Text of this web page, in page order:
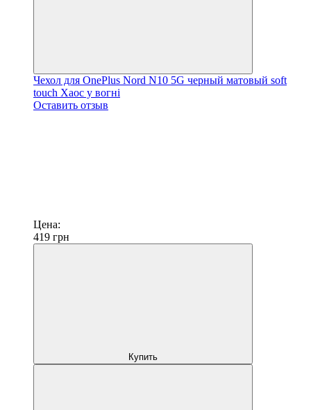
Чехол для OnePlus Nord N10 5G черный матовый soft
touch Хаос у вогні
Оставить отзыв
Цена:
419 грн
Купить